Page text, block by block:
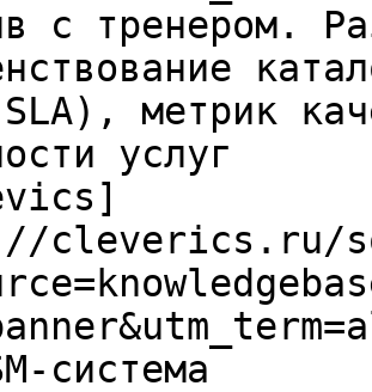
с тренером.
метрик
услуг
cleverics.ru/
система